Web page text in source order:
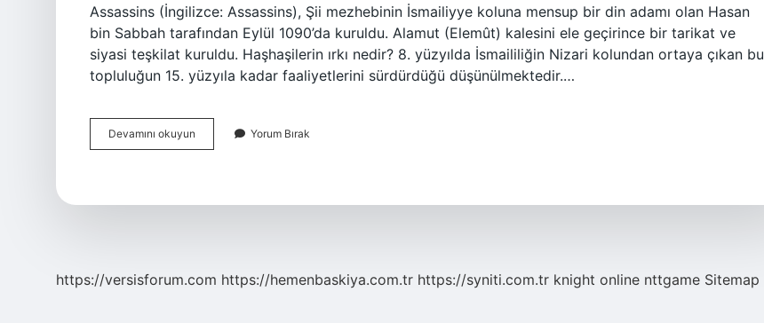
Assassins (İngilizce: Assassins), Şii mezhebinin İsmailiyye koluna mensup bir din adamı olan Hasan
bin Sabbah tarafından Eylül 1090’da kuruldu. Alamut (Elemût) kalesini ele geçirince bir tarikat ve
siyasi teşkilat kuruldu. Haşhaşilerin ırkı nedir? 8. yüzyılda İsmaililiğin Nizari kolundan ortaya çıkan bu
topluluğun 15. yüzyıla kadar faaliyetlerini sürdürdüğü düşünülmektedir.…
Devamını okuyun Haşhaşiler
Hangi
Yorum Bırak
https://versisforum.com https://hemenbaskiya.com.tr https://syniti.com.tr knight online nttgame Sitemap